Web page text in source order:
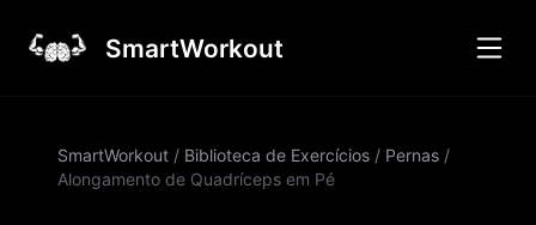
SmartWorkout
SmartWorkout / Biblioteca de Exercícios / Pernas /
Alongamento de Quadríceps em Pé